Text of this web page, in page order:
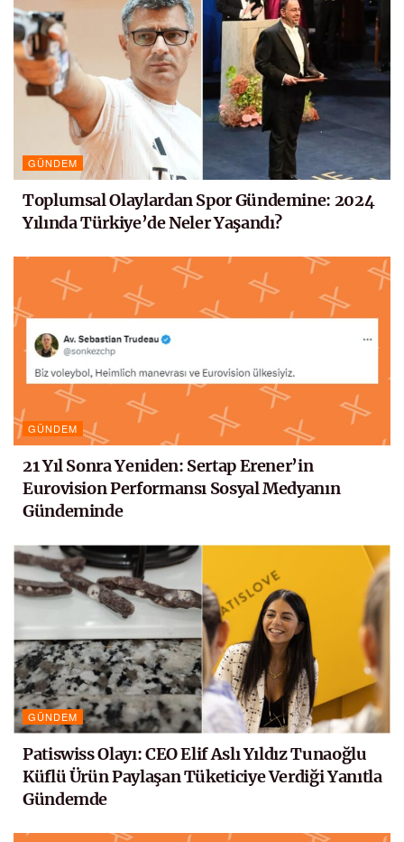
GÜNDEM
Toplumsal Olaylardan Spor Gündemine: 2024
Yılında Türkiye’de Neler Yaşandı?
GÜNDEM
21 Yıl Sonra Yeniden: Sertap Erener’in
Eurovision Performansı Sosyal Medyanın
Gündeminde
GÜNDEM
Patiswiss Olayı: CEO Elif Aslı Yıldız Tunaoğlu
Küflü Ürün Paylaşan Tüketiciye Verdiği Yanıtla
Gündemde